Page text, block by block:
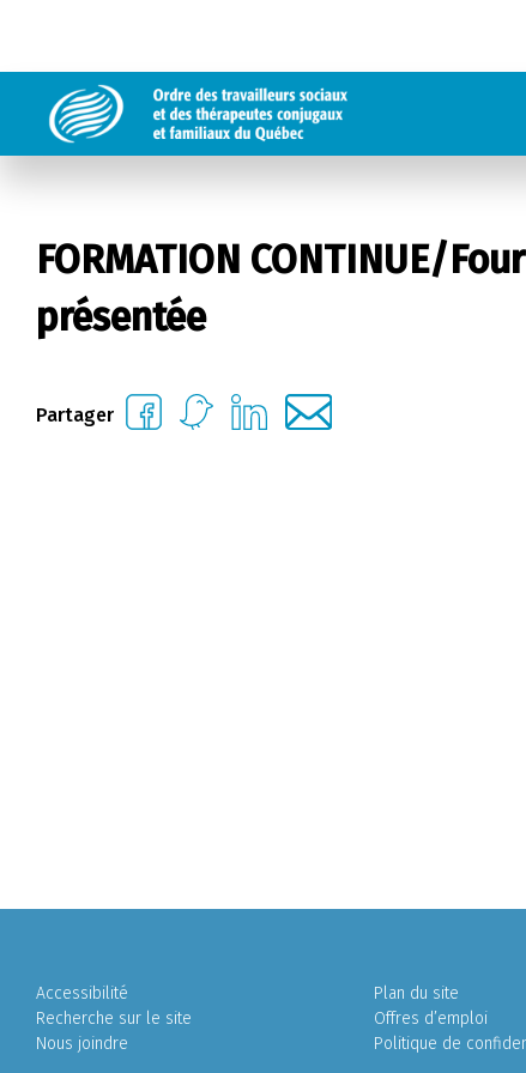
FORMATION CONTINUE/
présentée
Partager
Accessibilité
Recherche sur le site
Nous joindre
Plan du site
Offres d’emploi
Politique de